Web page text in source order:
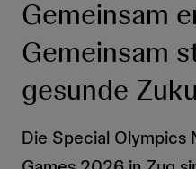
Gemeinsam
Gemeinsam
gesunde
Die Special Olympics